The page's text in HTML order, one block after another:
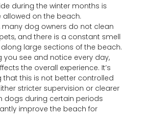
during the winter months is
on the beach.
many dog owners do not clean
and there is a constant smell
large sections of the beach.
you see and notice every day,
the overall experience. It’s
that this is not better controlled
stricter supervision or clearer
dogs during certain periods
improve the beach for